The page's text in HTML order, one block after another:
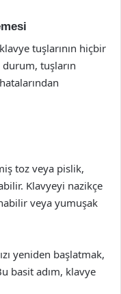
tuşlarının hiçbir
tuşların
toz veya pislik,
Klavyeyi nazikçe
veya yumuşak
yeniden başlatmak,
basit adım, klavye